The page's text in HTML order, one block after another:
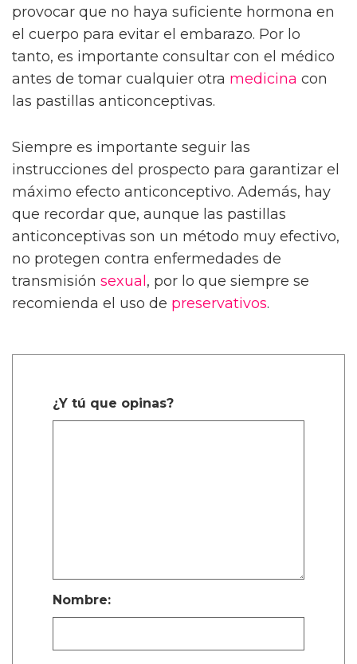
provocar que no haya suficiente hormona en
el cuerpo para evitar el embarazo. Por lo
tanto, es importante consultar con el médico
antes de tomar cualquier otra medicina con
las pastillas anticonceptivas.
Siempre es importante seguir las
instrucciones del prospecto para garantizar el
máximo efecto anticonceptivo. Además, hay
que recordar que, aunque las pastillas
anticonceptivas son un método muy efectivo,
no protegen contra enfermedades de
transmisión sexual , por lo que siempre se
recomienda el uso de preservativos.
¿Y tú que opinas?
Nombre: